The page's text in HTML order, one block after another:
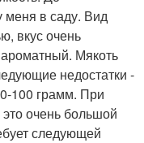
меня в саду. Вид
вкус очень
Мякоть
недостатки -
100 грамм. При
очень большой
следующей